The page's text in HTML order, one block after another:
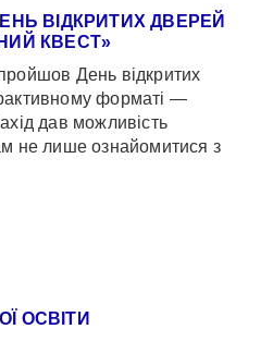
ВІДКРИТИХ ДВЕРЕЙ
КВЕСТ»
День відкритих
форматі —
дав можливість
не лише ознайомитися з
ОСВІТИ